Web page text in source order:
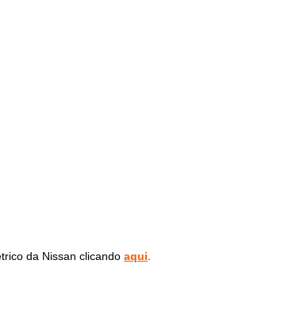
da Nissan clicando aqui